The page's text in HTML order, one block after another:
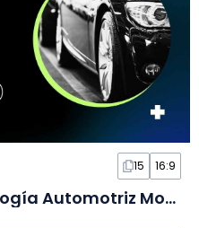
15 16:9
Consultoría de Tecnología Automotriz Moderna en Diapositivas